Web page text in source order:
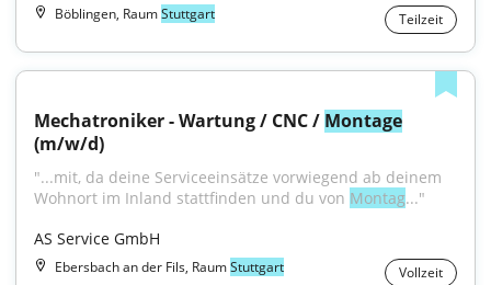
Böblingen, RaumStuttgart Teilzeit
Mechatroniker - Wartung / CNC / Montage
(m/w/d)
"...mit, da deine Serviceeinsätze vorwiegend ab deinem
Wohnort im Inland stattfinden und du von Montag..."
AS Service GmbH
Ebersbach an der Fils, RaumStuttgart Vollzeit